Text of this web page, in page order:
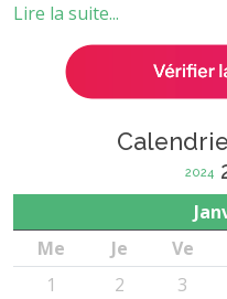
Lire la suite...
2024
Me
Je Ve
1
2 3